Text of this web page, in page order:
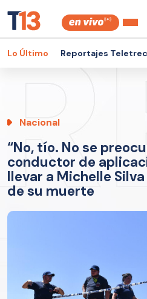
Lo Último Reportajes
Nacional
“No, tío. No se
conductor de
llevar a Michelle
de su muerte